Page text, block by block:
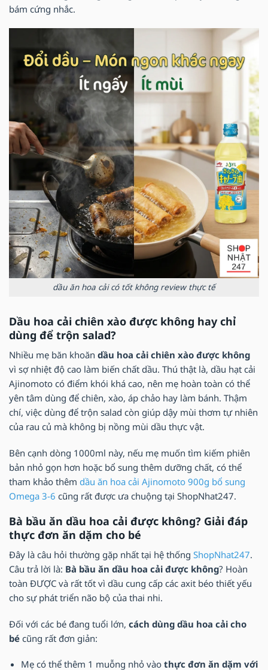
bám cứng nhắc.
dầu ăn hoa cải có tốt không review thực tế
Dầu hoa cải chiên xào được không hay chỉ
dùng để trộn salad?
Nhiều mẹ băn khoăn dầu hoa cải chiên xào được không
vì sợ nhiệt độ cao làm biến chất dầu. Thú thật là, dầu hạt cải
Ajinomoto có điểm khói khá cao, nên mẹ hoàn toàn có thể
yên tâm dùng để chiên, xào, áp chảo hay làm bánh. Thậm
chí, việc dùng để trộn salad còn giúp dậy mùi thơm tự nhiên
của rau củ mà không bị nồng mùi dầu thực vật.
Bên cạnh dòng 1000ml này, nếu mẹ muốn tìm kiếm phiên
bản nhỏ gọn hơn hoặc bổ sung thêm dưỡng chất, có thể
tham khảo thêm dầu ăn hoa cải Ajinomoto 900g bổ sung
Omega 3-6 cũng rất được ưa chuộng tại ShopNhat247.
Bà bầu ăn dầu hoa cải được không? Giải đáp
thực đơn ăn dặm cho bé
Đây là câu hỏi thường gặp nhất tại hệ thống ShopNhat247.
Câu trả lời là: Bà bầu ăn dầu hoa cải được không? Hoàn
toàn ĐƯỢC và rất tốt vì dầu cung cấp các axit béo thiết yếu
cho sự phát triển não bộ của thai nhi.
Đối với các bé đang tuổi lớn, cách dùng dầu hoa cải cho
bé cũng rất đơn giản:
Mẹ có thể thêm 1 muỗng nhỏ vào thực đơn ăn dặm với